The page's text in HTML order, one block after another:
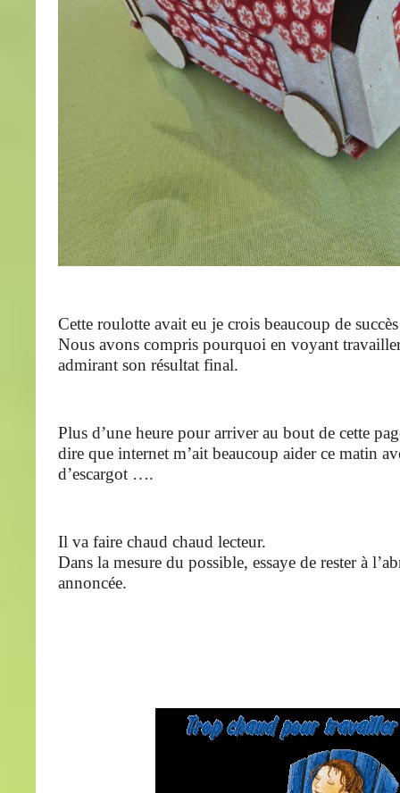
Cette roulotte avait eu je crois beaucoup de
Nous avons compris pourquoi en voyant
admirant son résultat final.
Plus d’une heure pour arriver au bout de cette
dire que internet m’ait beaucoup aider ce matin
d’escargot ….
Il va faire chaud chaud lecteur.
Dans la mesure du possible, essaye de rester à
annoncée.